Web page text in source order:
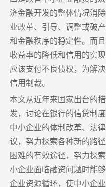
济金融开发的整体情况消
业改革、引导、调整或破
和金融秩序的稳定性。而
收益率的降低和信用的实
应该支付不良债权，为解
信用制裁。
本文从近年来国家出台的
发，讨论在银行的信贷制
中小企业的体制改革、法
议，努力探索各种新的路
困难的有效途径，努力探
小企业面临融资问题时能
企业资源循环，使中小企